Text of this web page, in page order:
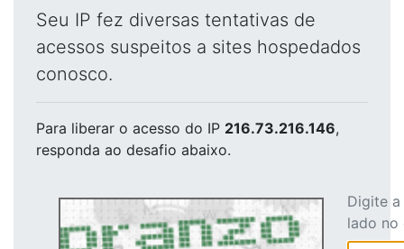
Seu IP fez diversas tentativas de
acessos suspeitos a sites hospedados
conosco.
Para liberar o acesso do IP 216.73.216.146,
responda ao desafio abaixo.
Digite
lado no